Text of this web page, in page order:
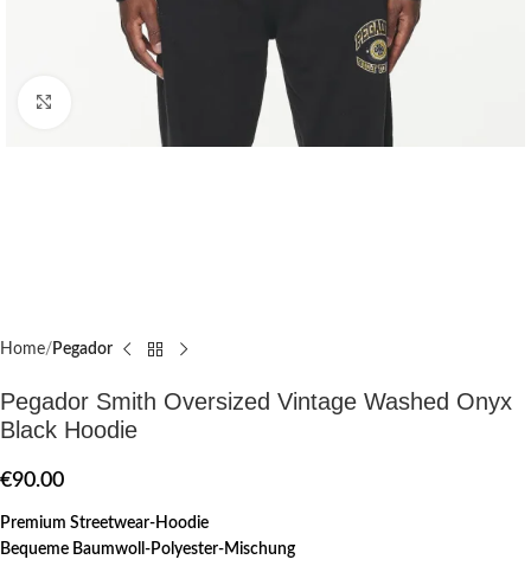
Click to enlarge
Home Pegador​
Pegador Smith Oversized Vintage Washed Onyx
Black Hoodie
€90.00
Premium Streetwear-Hoodie
Bequeme Baumwoll-Polyester-Mischung